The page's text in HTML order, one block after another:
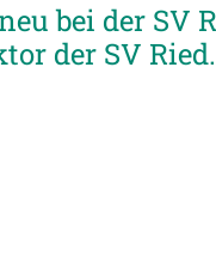
bei der SV
der SV Ried.